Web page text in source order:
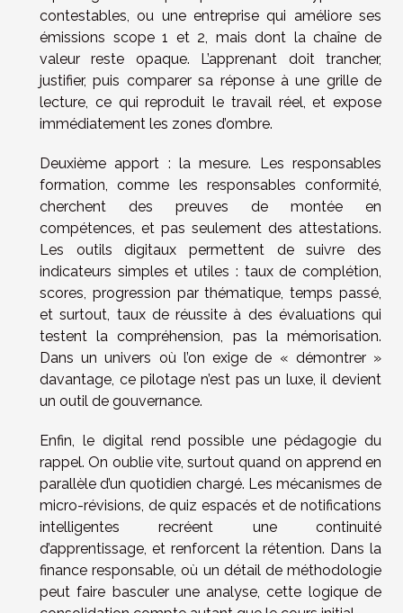
contestables, ou une entreprise qui améliore ses
émissions scope 1 et 2, mais dont la chaîne de
valeur reste opaque. L’apprenant doit trancher,
justifier, puis comparer sa réponse à une grille de
lecture, ce qui reproduit le travail réel, et expose
immédiatement les zones d’ombre.
Deuxième apport : la mesure. Les responsables
formation, comme les responsables conformité,
cherchent des preuves de montée en
compétences, et pas seulement des attestations.
Les outils digitaux permettent de suivre des
indicateurs simples et utiles : taux de complétion,
scores, progression par thématique, temps passé,
et surtout, taux de réussite à des évaluations qui
testent la compréhension, pas la mémorisation.
Dans un univers où l’on exige de « démontrer »
davantage, ce pilotage n’est pas un luxe, il devient
un outil de gouvernance.
Enfin, le digital rend possible une pédagogie du
rappel. On oublie vite, surtout quand on apprend en
parallèle d’un quotidien chargé. Les mécanismes de
micro-révisions, de quiz espacés et de notifications
intelligentes recréent une continuité
d’apprentissage, et renforcent la rétention. Dans la
finance responsable, où un détail de méthodologie
peut faire basculer une analyse, cette logique de